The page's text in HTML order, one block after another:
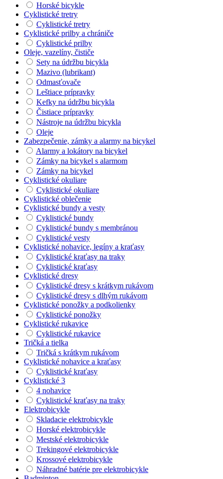
Horské bicykle
Cyklistické tretry
Cyklistické tretry
Cyklistické prilby a chrániče
Cyklistické prilby
Oleje, vazelíny, čističe
Sety na údržbu bicykla
Mazivo (lubrikant)
Odmasťovače
Leštiace prípravky
Kefky na údržbu bicykla
Čistiace prípravky
Nástroje na údržbu bicykla
Oleje
Zabezpečenie, zámky a alarmy na bicykel
Alarmy a lokátory na bicykel
Zámky na bicykel s alarmom
Zámky na bicykel
Cyklistické okuliare
Cyklistické okuliare
Cyklistické oblečenie
Cyklistické bundy a vesty
Cyklistické bundy
Cyklistické bundy s membránou
Cyklistické vesty
Cyklistické nohavice, legíny a kraťasy
Cyklistické kraťasy na traky
Cyklistické kraťasy
Cyklistické dresy
Cyklistické dresy s krátkym rukávom
Cyklistické dresy s dlhým rukávom
Cyklistické ponožky a podkolienky
Cyklistické ponožky
Cyklistické rukavice
Cyklistické rukavice
Tričká a tielka
Tričká s krátkym rukávom
Cyklistické nohavice a kraťasy
Cyklistické kraťasy
Cyklistické 3
4 nohavice
Cyklistické kraťasy na traky
Elektrobicykle
Skladacie elektrobicykle
Horské elektrobicykle
Mestské elektrobicykle
Trekingové elektrobicykle
Krossové elektrobicykle
Náhradné batérie pre elektrobicykle